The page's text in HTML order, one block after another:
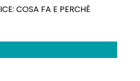
COSA FA E PERCHÉ